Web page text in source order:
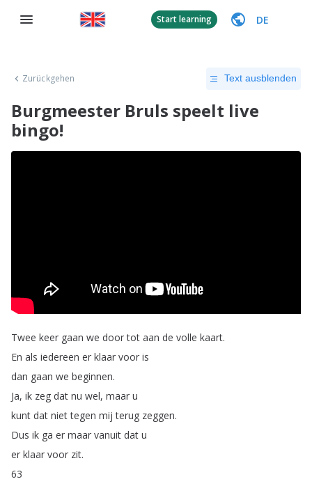
Start learning DE
Zurückgehen Text ausblenden
Burgmeester Bruls speelt live
bingo!
Twee keer gaan we door tot aan de volle kaart.
En als iedereen er klaar voor is
dan gaan we beginnen.
Ja, ik zeg dat nu wel, maar u
kunt dat niet tegen mij terug zeggen.
Dus ik ga er maar vanuit dat u
er klaar voor zit.
63